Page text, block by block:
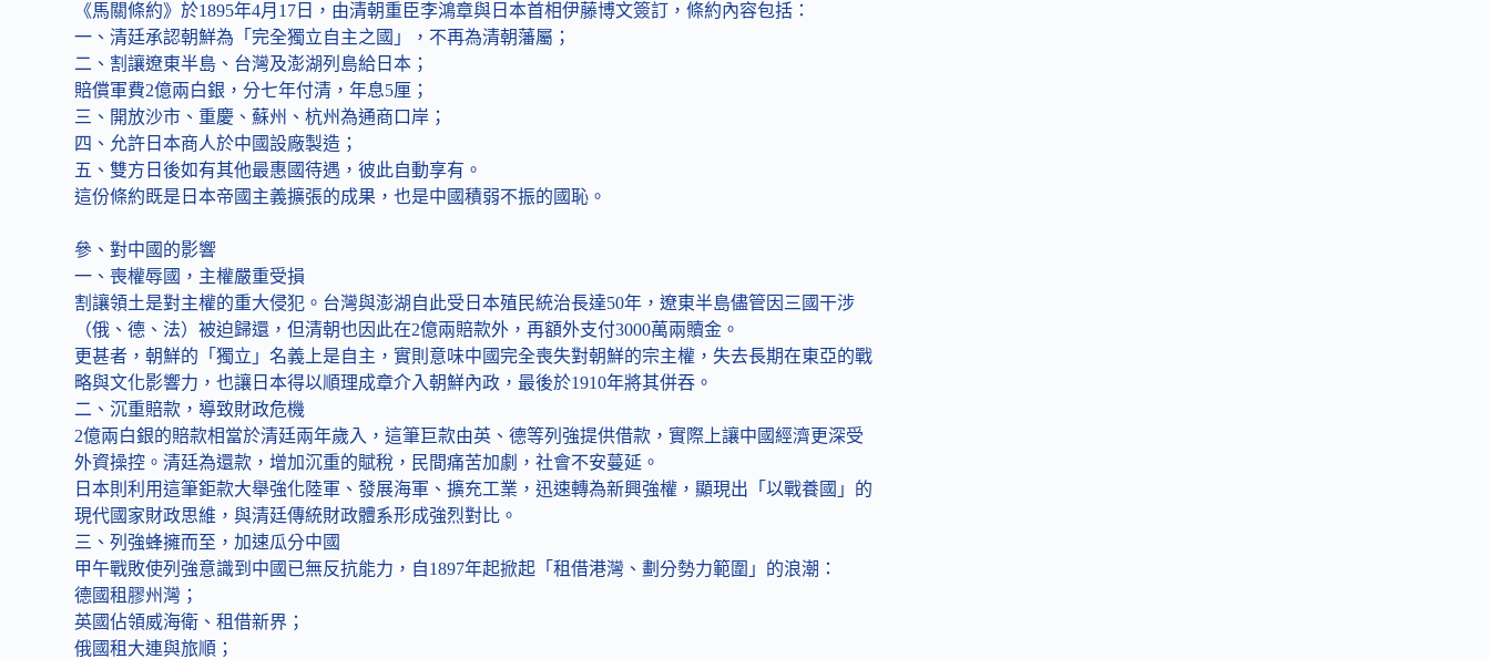
《馬關條約》於1895年4月17日，由清朝重臣李鴻章與日本首相伊藤博文簽訂，條約內容包括：
一、清廷承認朝鮮為「完全獨立自主之國」，不再為清朝藩屬；
二、割讓遼東半島、台灣及澎湖列島給日本；
賠償軍費2億兩白銀，分七年付清，年息5厘；
三、開放沙市、重慶、蘇州、杭州為通商口岸；
四、允許日本商人於中國設廠製造；
五、雙方日後如有其他最惠國待遇，彼此自動享有。
這份條約既是日本帝國主義擴張的成果，也是中國積弱不振的國恥。
參、對中國的影響
一、喪權辱國，主權嚴重受損
割讓領土是對主權的重大侵犯。台灣與澎湖自此受日本殖民統治長達50年，遼東半島儘管因三國干涉
（俄、德、法）被迫歸還，但清朝也因此在2億兩賠款外，再額外支付3000萬兩贖金。
更甚者，朝鮮的「獨立」名義上是自主，實則意味中國完全喪失對朝鮮的宗主權，失去長期在東亞的戰
略與文化影響力，也讓日本得以順理成章介入朝鮮內政，最後於1910年將其併吞。
二、沉重賠款，導致財政危機
2億兩白銀的賠款相當於清廷兩年歲入，這筆巨款由英、德等列強提供借款，實際上讓中國經濟更深受
外資操控。清廷為還款，增加沉重的賦稅，民間痛苦加劇，社會不安蔓延。
日本則利用這筆鉅款大舉強化陸軍、發展海軍、擴充工業，迅速轉為新興強權，顯現出「以戰養國」的
現代國家財政思維，與清廷傳統財政體系形成強烈對比。
三、列強蜂擁而至，加速瓜分中國
甲午戰敗使列強意識到中國已無反抗能力，自1897年起掀起「租借港灣、劃分勢力範圍」的浪潮：
德國租膠州灣；
英國佔領威海衛、租借新界；
俄國租大連與旅順；